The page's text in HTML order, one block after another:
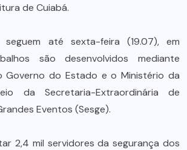
de Cuiabá.
até sexta-feira (19.07), em
são desenvolvidos mediante
Governo do Estado e o Ministério da
da Secretaria-Extraordinária de
Eventos (Sesge).
2,4 mil servidores da segurança dos